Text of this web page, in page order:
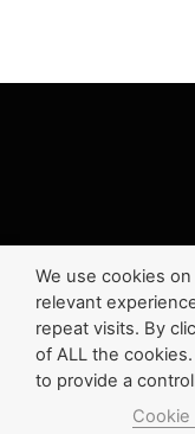
We use cookies
relevant
repeat visits. By
of ALL the
to provide a